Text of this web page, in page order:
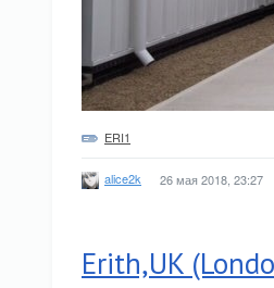
ERI1
alice2k 26 мая 2018, 23:27
Erith,UK